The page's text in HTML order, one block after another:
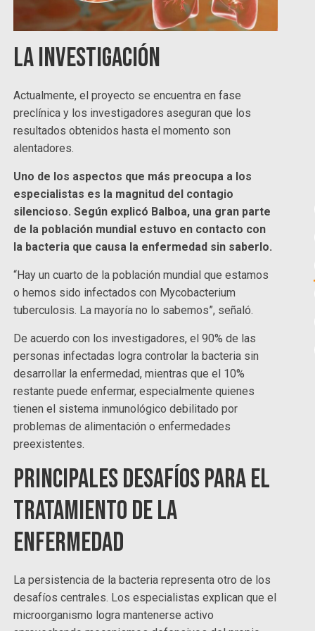
La investigación
Actualmente, el proyecto se encuentra en fase
preclínica y los investigadores aseguran que los
resultados obtenidos hasta el momento son
alentadores.
Uno de los aspectos que más preocupa a los
especialistas es la magnitud del contagio
silencioso. Según explicó Balboa, una gran parte
de la población mundial estuvo en contacto con
la bacteria que causa la enfermedad sin saberlo.
“Hay un cuarto de la población mundial que estamos
o hemos sido infectados con Mycobacterium
tuberculosis. La mayoría no lo sabemos”, señaló.
De acuerdo con los investigadores, el 90% de las
personas infectadas logra controlar la bacteria sin
desarrollar la enfermedad, mientras que el 10%
restante puede enfermar, especialmente quienes
tienen el sistema inmunológico debilitado por
problemas de alimentación o enfermedades
preexistentes.
Principales desafíos para el
tratamiento de la
enfermedad
La persistencia de la bacteria representa otro de los
desafíos centrales. Los especialistas explican que el
microorganismo logra mantenerse activo